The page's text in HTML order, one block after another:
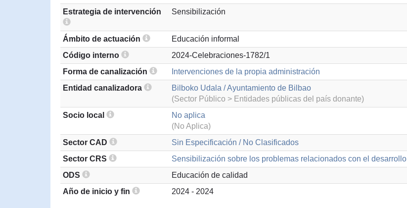
Estrategia de intervención
Sensibilización
Ámbito de actuación
Educación informal
Código interno
2024-Celebraciones-1782/1
Forma de canalización
Intervenciones de la propia administración
Entidad canalizadora
Bilboko Udala / Ayuntamiento de Bilbao
(Sector Público > Entidades públicas del país donante)
Socio local
No aplica
(No Aplica)
Sector CAD
Sin Especificación / No Clasificados
Sector CRS
Sensibilización sobre los problemas relacionados con el desarrollo
ODS
Educación de calidad
Año de inicio y fin
2024 - 2024